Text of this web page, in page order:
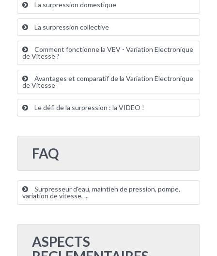
La surpression domestique
La surpression collective
Comment fonctionne la VEV - Variation Electronique
de Vitesse ?
Avantages et comparatif de la Variation Electronique
de Vitesse
Le défi de la surpression : la VIDEO !
FAQ
Surpresseur d'eau, maintien de pression, pompe,
variation de vitesse, ...
ASPECTS